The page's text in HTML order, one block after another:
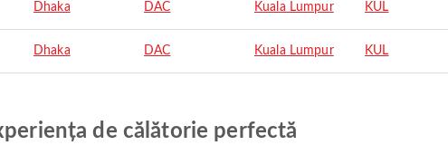
Dhaka DAC Kuala Lumpur KUL
Dhaka DAC Kuala Lumpur KUL
de călătorie perfectă